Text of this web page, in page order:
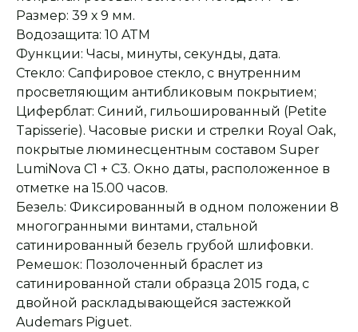
Размер: 39 х 9 мм.
Водозащита: 10 ATM
Функции: Часы, минуты, секунды, дата.
Стекло: Сапфировое стекло, с внутренним
просветляющим антибликовым покрытием;
Циферблат: Синий, гильошированный (Petite
Tapisserie). Часовые риски и стрелки Royal Oak,
покрытые люминесцентным составом Super
LumiNova С1 + С3. Окно даты, расположенное в
отметке на 15.00 часов.
Безель: Фиксированный в одном положении 8
многогранными винтами, стальной
сатинированный безель грубой шлифовки.
Ремешок: Позолоченный браслет из
сатинированной стали образца 2015 года, с
двойной раскладывающейся застежкой
Audemars Piguet.
Оплата при получении
после примерки и
осмотра товара
Подробная
Ответим на все вопросы
и поможем с выбором